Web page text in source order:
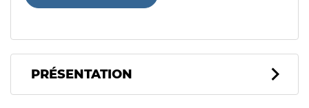
PRÉSENTATION